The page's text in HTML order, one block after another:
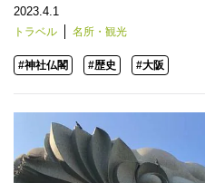
2023.4.1
トラベル 名所・観光
#神社仏閣 #歴史 #大阪